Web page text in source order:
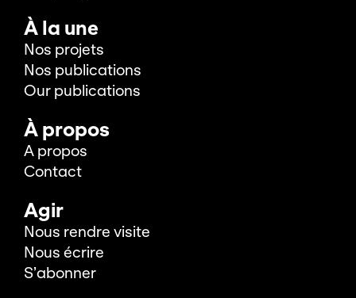
À la une
Nos projets
Nos publications
Our publications
À propos
A propos
Contact
Agir
Nous rendre visite
Nous écrire
S’abonner